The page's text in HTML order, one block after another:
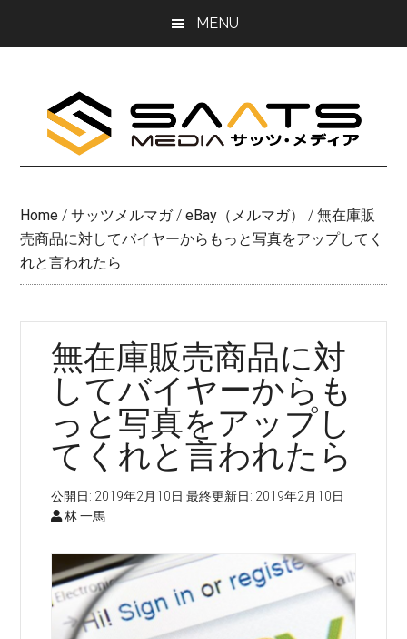
MENU
Home / サッツメルマガ / eBay（メルマガ） / 無在庫販
売商品に対してバイヤーからもっと写真をアップしてく
れと言われたら
無在庫販売商品に対
してバイヤーからも
っと写真をアップし
てくれと言われたら
公開日: 2019年2月10日 最終更新日: 2019年2月10日
林 一馬